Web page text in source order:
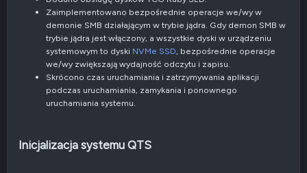
Zaimplementowano bezpośrednie operacje we/wy w
demonie SMB działającym w trybie jądra. Gdy demon SMB w
trybie jądra jest włączony, a wszystkie dyski w urządzeniu
systemowym to dyski NVMe SSD , bezpośrednie operacje
we/wy zwiększają wydajność odczytu i zapisu.
Skrócono czas uruchamiania i zatrzymywania aplikacji
podczas uruchamiania, zamykania i ponownego
uruchamiania systemu.
Inicjalizacja systemu QTS​